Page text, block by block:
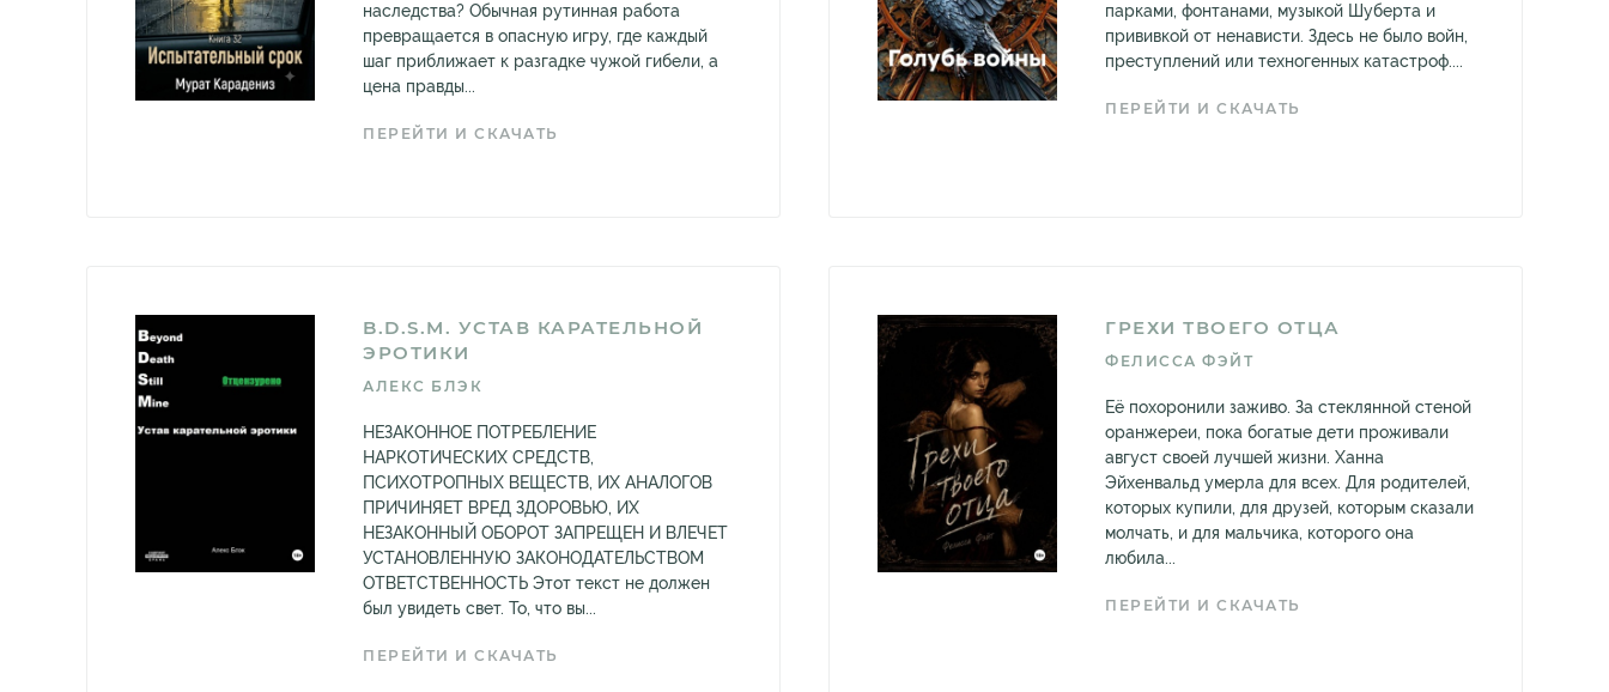
наследства? Обычная рутинная работа
превращается в опасную игру, где каждый
шаг приближает к разгадке чужой гибели, а
цена правды...
ПЕРЕЙТИ И СКАЧАТЬ
парками, фонтанами, музыкой Шуберта и
прививкой от ненависти. Здесь не было войн,
преступлений или техногенных катастроф....
ПЕРЕЙТИ И СКАЧАТЬ
B.D.S.M. УСТАВ КАРАТЕЛЬНОЙ
ЭРОТИКИ
АЛЕКС БЛЭК
НЕЗАКОННОЕ ПОТРЕБЛЕНИЕ
НАРКОТИЧЕСКИХ СРЕДСТВ,
ПСИХОТРОПНЫХ ВЕЩЕСТВ, ИХ АНАЛОГОВ
ПРИЧИНЯЕТ ВРЕД ЗДОРОВЬЮ, ИХ
НЕЗАКОННЫЙ ОБОРОТ ЗАПРЕЩЕН И ВЛЕЧЕТ
УСТАНОВЛЕННУЮ ЗАКОНОДАТЕЛЬСТВОМ
ОТВЕТСТВЕННОСТЬ Этот текст не должен
был увидеть свет. То, что вы...
ПЕРЕЙТИ И СКАЧАТЬ
ГРЕХИ ТВОЕГО ОТЦА
ФЕЛИССА ФЭЙТ
Её похоронили заживо. За стеклянной стеной
оранжереи, пока богатые дети проживали
август своей лучшей жизни. Ханна
Эйхенвальд умерла для всех. Для родителей,
которых купили, для друзей, которым сказали
молчать, и для мальчика, которого она
любила...
ПЕРЕЙТИ И СКАЧАТЬ